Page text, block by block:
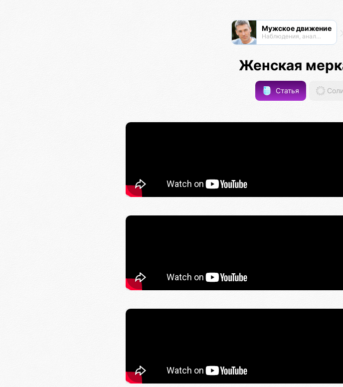
Мужское движение
Наблюдения, анализ, обсуждения
Женская
Статья